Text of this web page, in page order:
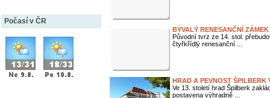
Počasí v ČR
BÝVALÝ RENESANČNÍ
Původní tvrz ze 14. stol.
čtyřkřídlý renesanční ...
HRAD A PEVNOST ŠPILBERK
Ve 13. století hrad Špilberk
postavena výhradně ...